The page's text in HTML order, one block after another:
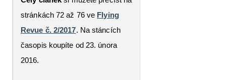
stránkách 72 až 76 ve Flying
Revue č. 2/2017. Na stáncích
časopis koupíte od 23. února
2016.